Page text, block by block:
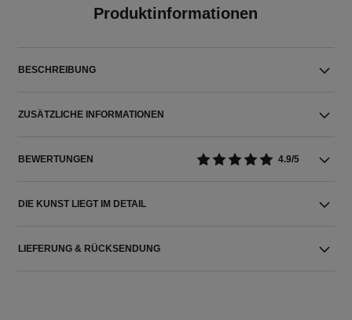
Produktinformationen
BESCHREIBUNG
ZUSÄTZLICHE INFORMATIONEN
BEWERTUNGEN 4.9/5
DIE KUNST LIEGT IM DETAIL
LIEFERUNG & RÜCKSENDUNG